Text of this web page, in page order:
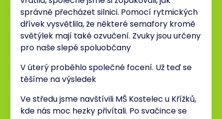
správně přecházet silnici. Pomocí rytmických
dřívek vysvětlila, že některé semafory kromě
světýlek mají také ozvučení. Zvuky jsou určeny
pro naše slepé spoluobčany
V úterý proběhlo společné focení. Už teď se
těšíme na výsledek
Ve středu jsme navštívili MŠ Kostelec u Křížků,
kde nás moc hezky přivítali. Po svačince se